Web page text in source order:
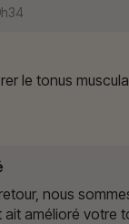
le tonus
nous
ait amélioré votre